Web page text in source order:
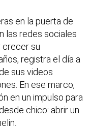
en la puerta de
las redes sociales
crecer su
registra el día a
sus videos
En ese marco,
en un impulso para
chico: abrir un